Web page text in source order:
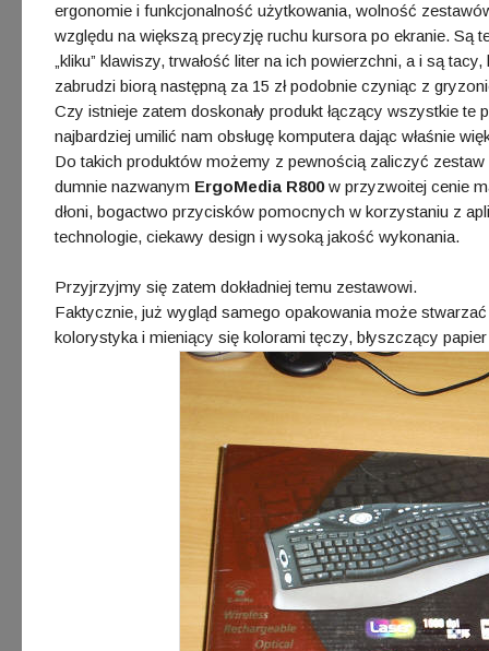
ergonomie i funkcjonalność użytkowania, wolność
względu na większą precyzję ruchu kursora po ekranie. Są
„kliku” klawiszy, trwałość liter na ich powierzchni, a i są
zabrudzi biorą następną za 15 zł podobnie czyniąc z
Czy istnieje zatem doskonały produkt łączący wszystkie
najbardziej umilić nam obsługę komputera dając właśnie
Do takich produktów możemy z pewnością zaliczyć
dumnie nazwanym ErgoMedia R800w przyzwoitej cenie
dłoni, bogactwo przycisków pomocnych w korzystaniu z
technologie, ciekawy design i wysoką jakość wykonania.
Przyjrzyjmy się zatem dokładniej temu zestawowi.
Faktycznie, już wygląd samego opakowania może
kolorystyka i mieniący się kolorami tęczy, błyszczący